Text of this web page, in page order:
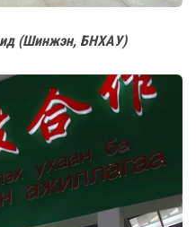
(Шинжэн, БНХАУ)